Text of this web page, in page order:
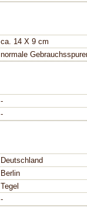
ca. 14 X 9 cm
normale
-
-
Deutschland
Berlin
Tegel
-